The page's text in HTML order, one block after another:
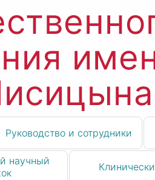
Руководство и сотрудники
научный